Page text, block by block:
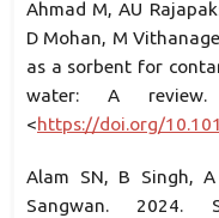
Ahmad M, AU
D Mohan, M
as a sorbent for
water: A review.
<https://doi.org/
Alam SN, B Singh,
Sangwan. 2024.